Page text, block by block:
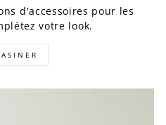
d'accessoires pour les
votre look.